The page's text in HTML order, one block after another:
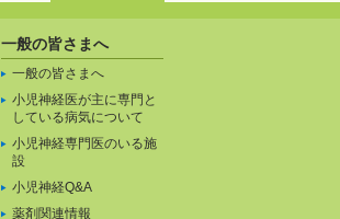
一般の皆さまへ
一般の皆さまへ
小児神経医が主に専門と
している病気について
小児神経専門医のいる施
設
小児神経Q&A
薬剤関連情報